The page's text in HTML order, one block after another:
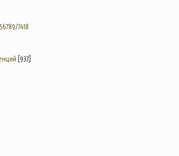
7418
[937]